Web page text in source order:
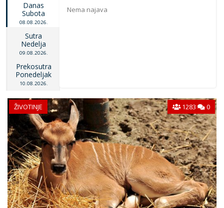
Danas
Subota
08.08.2026.
Sutra
Nedelja
09.08.2026.
Prekosutra
Ponedeljak
10.08.2026.
Nema najava
ŽIVOTINJE 1283 0